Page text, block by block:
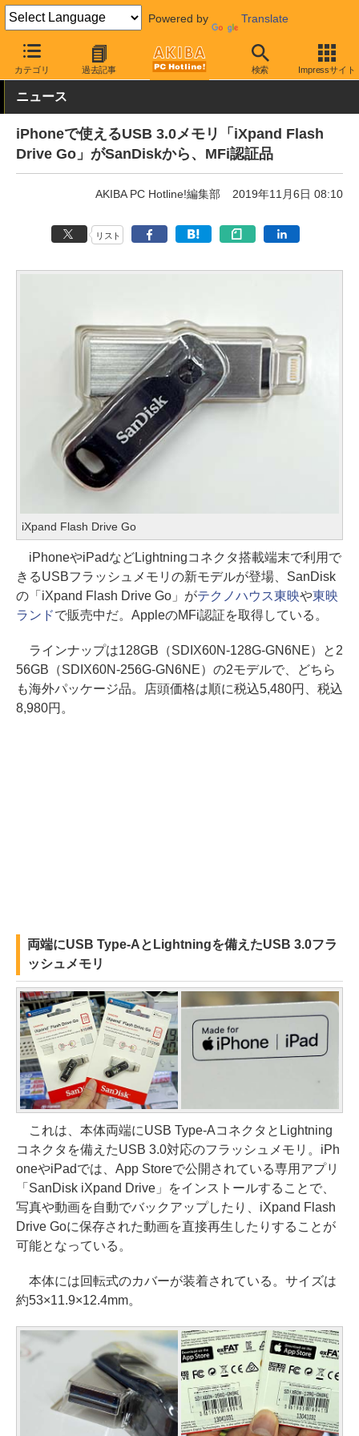
Powered by Translate
カテゴリ 過去記事 検索 Impressサイト
AKIBA PC Hotline! PC周辺機器 フラッシュメモリ USBメモリ
ニュース
iPhoneで使えるUSB 3.0メモリ「iXpand Flash
Drive Go」がSanDiskから、MFi認証品
AKIBA PC Hotline!編集部 2019年11月6日 08:10
リスト
iXpand Flash Drive Go
iPhoneやiPadなどLightningコネクタ搭載端末で利用で
きるUSBフラッシュメモリの新モデルが登場、SanDisk
の「iXpand Flash Drive Go」がテクノハウス東映や東映
ランドで販売中だ。AppleのMFi認証を取得している。
ラインナップは128GB（SDIX60N-128G-GN6NE）と2
56GB（SDIX60N-256G-GN6NE）の2モデルで、どちら
も海外パッケージ品。店頭価格は順に税込5,480円、税込
8,980円。
両端にUSB Type-AとLightningを備えたUSB 3.0フラ
ッシュメモリ
これは、本体両端にUSB Type-AコネクタとLightning
コネクタを備えたUSB 3.0対応のフラッシュメモリ。iPh
oneやiPadでは、App Storeで公開されている専用アプリ
「SanDisk iXpand Drive」をインストールすることで、
写真や動画を自動でバックアップしたり、iXpand Flash
Drive Goに保存された動画を直接再生したりすることが
可能となっている。
本体には回転式のカバーが装着されている。サイズは
約53×11.9×12.4mm。